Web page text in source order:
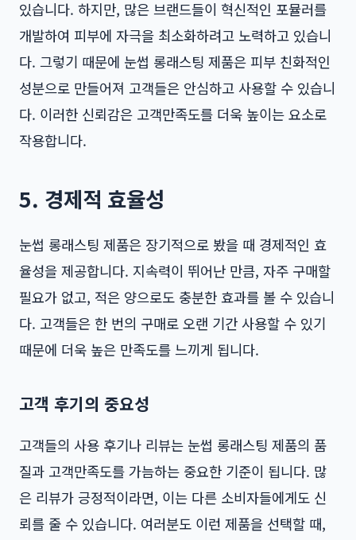
있습니다. 하지만, 많은 브랜드들이 혁신적인 포뮬러를
개발하여 피부에 자극을 최소화하려고 노력하고 있습니
다. 그렇기 때문에 눈썹 롱래스팅 제품은 피부 친화적인
성분으로 만들어져 고객들은 안심하고 사용할 수 있습니
다. 이러한 신뢰감은 고객만족도를 더욱 높이는 요소로
작용합니다.
5. 경제적 효율성
눈썹 롱래스팅 제품은 장기적으로 봤을 때 경제적인 효
율성을 제공합니다. 지속력이 뛰어난 만큼, 자주 구매할
필요가 없고, 적은 양으로도 충분한 효과를 볼 수 있습니
다. 고객들은 한 번의 구매로 오랜 기간 사용할 수 있기
때문에 더욱 높은 만족도를 느끼게 됩니다.
고객 후기의 중요성
고객들의 사용 후기나 리뷰는 눈썹 롱래스팅 제품의 품
질과 고객만족도를 가늠하는 중요한 기준이 됩니다. 많
은 리뷰가 긍정적이라면, 이는 다른 소비자들에게도 신
뢰를 줄 수 있습니다. 여러분도 이런 제품을 선택할 때,